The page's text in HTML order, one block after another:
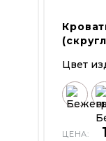
Цвет
ЦЕНА: